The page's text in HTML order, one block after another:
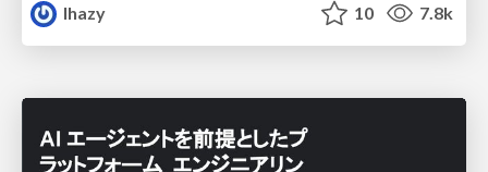
lhazy
10 7.8k